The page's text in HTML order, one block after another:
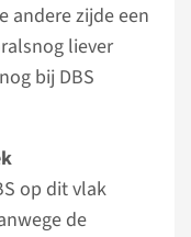
andere zijde een
liever
bij DBS
op dit vlak
de